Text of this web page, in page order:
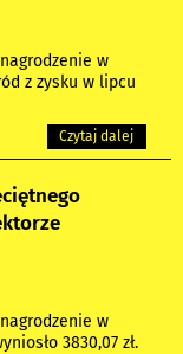
w
z zysku w lipcu
Czytaj dalej
w
3830,07 zł.